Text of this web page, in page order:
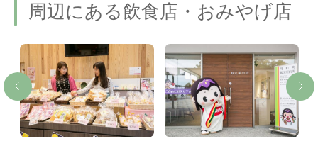
周辺にある飲食店・おみやげ店